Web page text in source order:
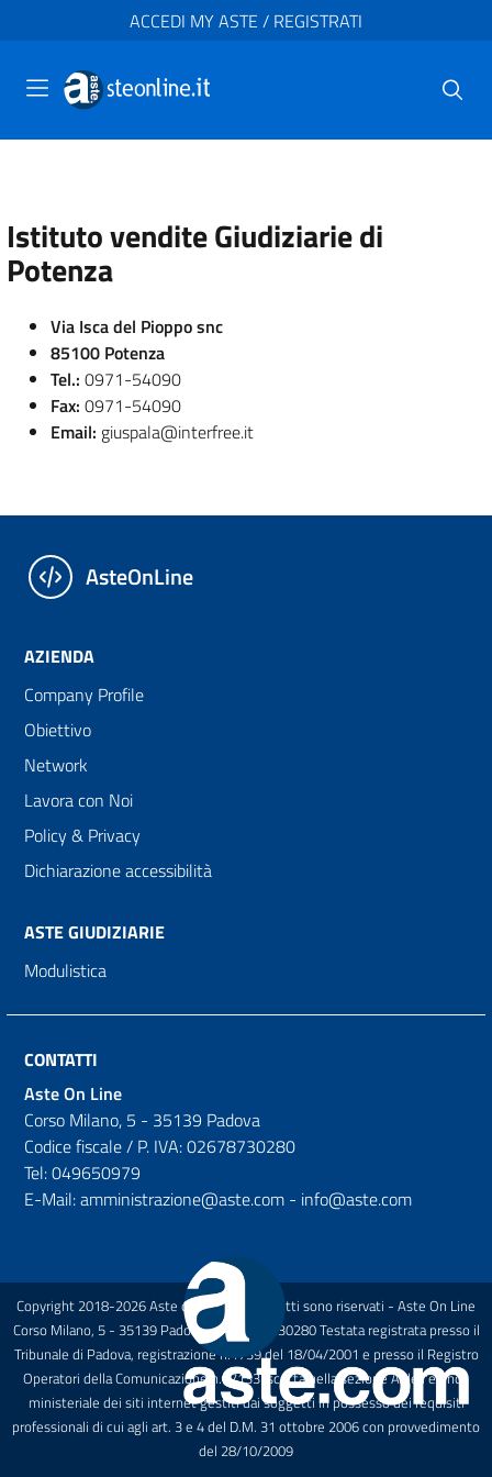
ACCEDI MY ASTE / REGISTRATI
Istituto vendite Giudiziarie di
Potenza
Via Isca del Pioppo snc
85100 Potenza
Tel.: 0971-54090
Fax: 0971-54090
Email: giuspala@interfree.it
AsteOnLine
AZIENDA
Company Profile
Obiettivo
Network
Lavora con Noi
Policy & Privacy
Dichiarazione accessibilità
ASTE GIUDIZIARIE
Modulistica
CONTATTI
Aste On Line
Corso Milano, 5 - 35139 Padova
Codice fiscale / P. IVA: 02678730280
Tel: 049650979
E-Mail: amministrazione@aste.com - info@aste.com
Copyright 2018-2026 Aste on Line Tutti i diritti sono riservati - Aste On Line
Corso Milano, 5 - 35139 Padova P.I.: 02678730280 Testata registrata presso il
Tribunale di Padova, registrazione n.1739 del 18/04/2001 e presso il Registro
Operatori della Comunicazione n.27133 Iscritta nella sezione A dell'elenco
ministeriale dei siti internet gestiti dai soggetti in possesso dei requisiti
professionali di cui agli art. 3 e 4 del D.M. 31 ottobre 2006 con provvedimento
del 28/10/2009